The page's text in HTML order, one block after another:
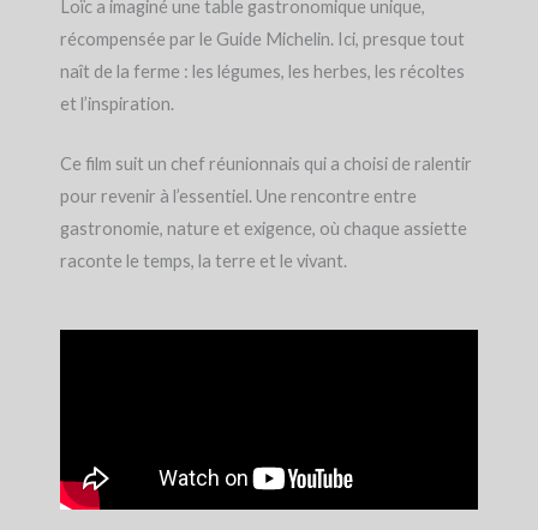
Loïc a imaginé une table gastronomique unique,
récompensée par le Guide Michelin. Ici, presque tout
naît de la ferme : les légumes, les herbes, les récoltes
et l’inspiration.
Ce film suit un chef réunionnais qui a choisi de ralentir
pour revenir à l’essentiel. Une rencontre entre
gastronomie, nature et exigence, où chaque assiette
raconte le temps, la terre et le vivant.